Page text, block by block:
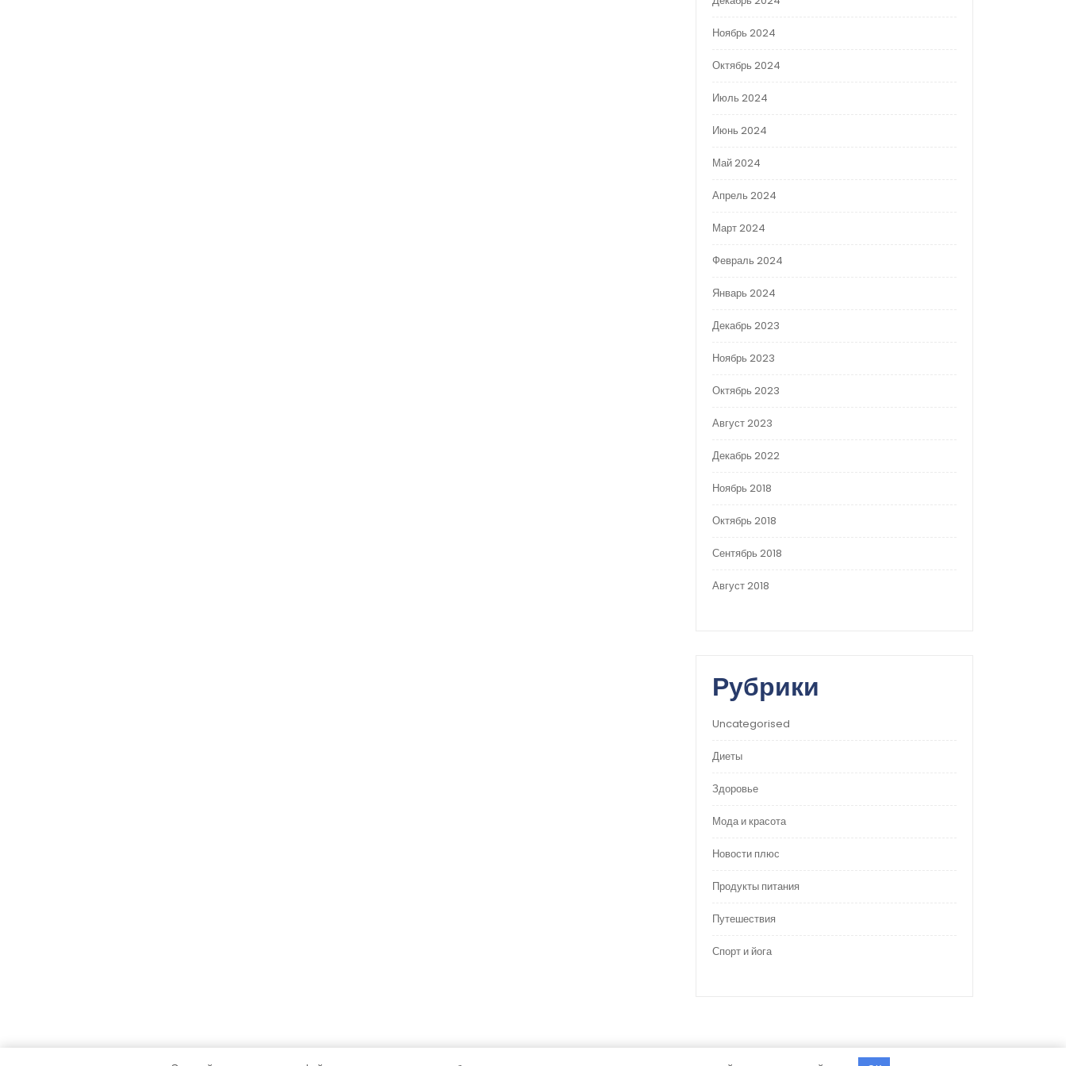
Ноябрь 2024
Октябрь 2024
Июль 2024
Июнь 2024
Май 2024
Апрель 2024
Март 2024
Февраль 2024
Январь 2024
Декабрь 2023
Ноябрь 2023
Октябрь 2023
Август 2023
Декабрь 2022
Ноябрь 2018
Октябрь 2018
Сентябрь 2018
Август 2018
Рубрики
Uncategorised
Диеты
Здоровье
Мода и красота
Новости плюс
Продукты питания
Путешествия
Спорт и йога